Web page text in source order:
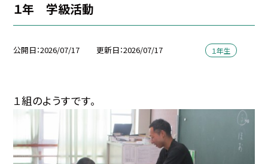
１年 学級活動
公開日 2026/07/17 更新日 2026/07/17 １年生
１組のようすです。